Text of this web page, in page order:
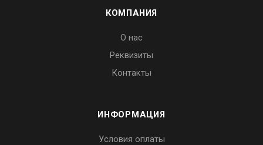
КОМПАНИЯ
О нас
Реквизиты
Контакты
ИНФОРМАЦИЯ
Условия оплаты